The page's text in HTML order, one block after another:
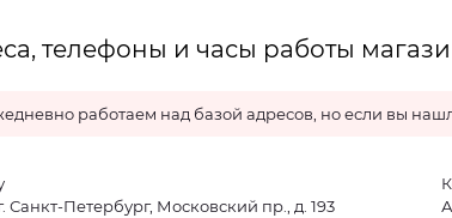
телефоны и часы работы
работаем над базой адресов, но если вы
Санкт-Петербург, Московский пр., д. 193